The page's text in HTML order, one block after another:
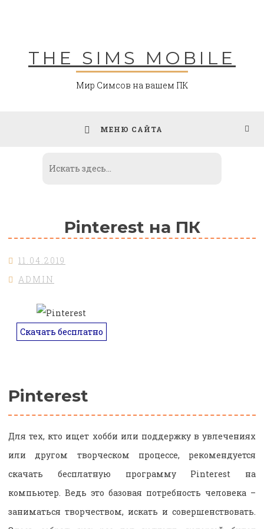
THE SIMS MOBILE
Мир Симсов на вашем ПК
МЕНЮ САЙТА
Pinterest на ПК
11.04.2019
ADMIN
Скачать бесплатно
Pinterest
Для тех, кто ищет хобби или поддержку в увлечениях
или другом творческом процессе, рекомендуется
скачать бесплатную программу Pinterest на
компьютер. Ведь это базовая потребность человека –
заниматься творчеством, искать и совершенствовать.